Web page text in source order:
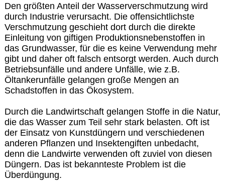
Den größten Anteil der Wasserverschmutzung wird
durch Industrie verursacht. Die offensichtlichste
Verschmutzung geschieht dort durch die direkte
Einleitung von giftigen Produktionsnebenstoffen in
das Grundwasser, für die es keine Verwendung mehr
gibt und daher oft falsch entsorgt werden. Auch durch
Betriebsunfälle und andere Unfälle, wie z.B.
Öltankerunfälle gelangen große Mengen an
Schadstoffen in das Ökosystem.
Durch die Landwirtschaft gelangen Stoffe in die Natur,
die das Wasser zum Teil sehr stark belasten. Oft ist
der Einsatz von Kunstdüngern und verschiedenen
anderen Pflanzen und Insektengiften unbedacht,
denn die Landwirte verwenden oft zuviel von diesen
Düngern. Das ist bekannteste Problem ist die
Überdüngung.